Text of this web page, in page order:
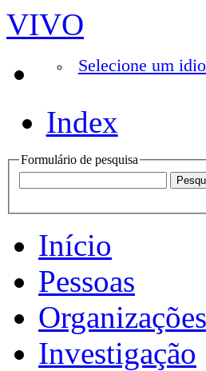
VIVO
Selecione um
Index
Formulário de pesquisa
Início
Pessoas
Organizações
Investigação